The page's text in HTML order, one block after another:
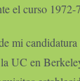
el curso 1972-
mi
UC en